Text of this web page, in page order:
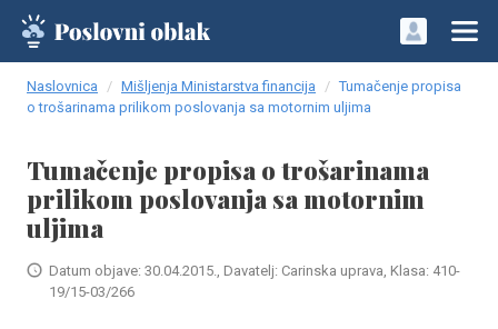
Naslovnica Mišljenja Ministarstva financija
Tumačenje propisa
o trošarinama prilikom poslovanja sa motornim uljima
Tumačenje propisa o trošarinama
prilikom poslovanja sa motornim
uljima
Datum objave: 30.04.2015., Davatelj: Carinska uprava, Klasa: 410-
19/15-03/266